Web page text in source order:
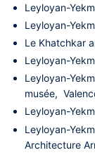
Leyloyan-
Leyloyan-
Le Khatchkar
Leyloyan-
Leyloyan-
musée,
Leyloyan-
Leyloyan-
Architecture